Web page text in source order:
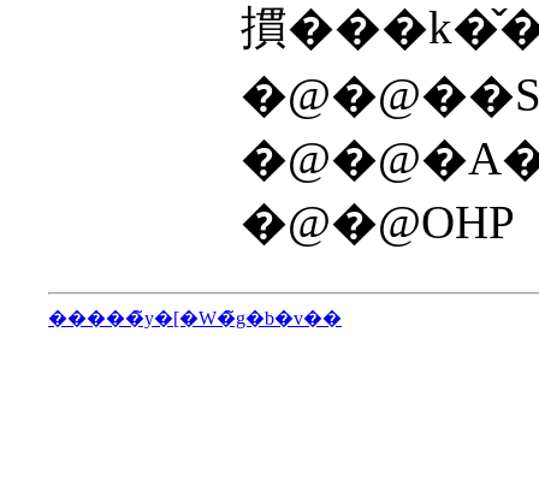
摜
�@�@OHP
�����̃y�[�W�̃g�b�v��